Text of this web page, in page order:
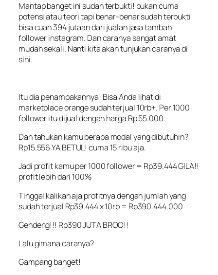
Mantap banget ini sudah terbukti! bukan cuma
potensi atau teori tapi benar-benar sudah terbukti
bisa cuan 394 jutaan dari jualan jasa tambah
follower instagram. Dan caranya sangat amat
mudah sekali. Nanti kita akan tunjukan caranya di
sini.
Itu dia penampakannya! Bisa Anda lihat di
marketplace orange sudah terjual 10rb+. Per 1000
follower itu dijual dengan harga Rp 55.000.
Dan tahukan kamu berapa modal yang dibutuhin?
Rp15.556 YA BETUL! cuma 15 ribu aja.
Jadi profit kamu per 1000 follower = Rp39.444 GILA!!
profit lebih dari 100%
Tinggal kalikan aja profitnya dengan jumlah yang
sudah terjual Rp39.444 x 10rb = Rp390.444.000
Gendeng!!! Rp390 JUTA BROO!!
Lalu gimana caranya?
Gampang banget!